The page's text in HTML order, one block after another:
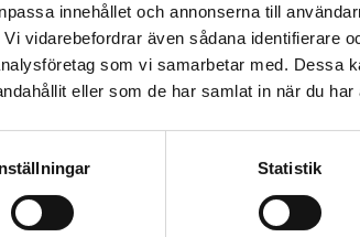
innehållet och annonserna till
vidarebefordrar även sådana identifierare
som vi samarbetar med. Dessa
eller som de har samlat in när du
Statistik